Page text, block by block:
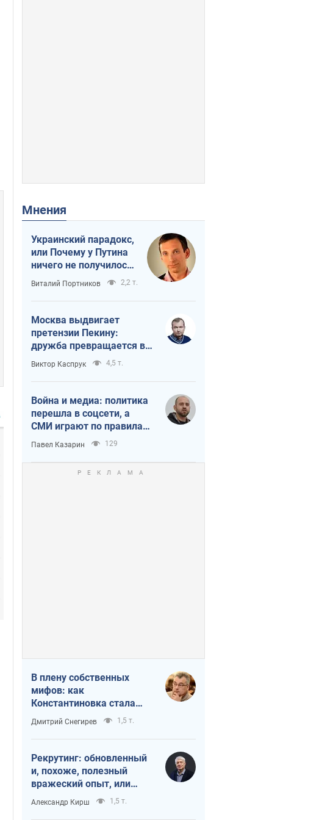
Мнения
Украинский парадокс,
или Почему у Путина
ничего не получилось
с Украиной
Виталий Портников 2,2 т.
Москва выдвигает
претензии Пекину:
дружба превращается в
зависимость России от
Китая
Виктор Каспрук 4,5 т.
Война и медиа: политика
перешла в соцсети, а
СМИ играют по правилам
YouTube
Павел Казарин 129
В плену собственных
мифов: как
Константиновка стала
главной идеологической
ловушкой для российских
оккупантов
Дмитрий Снегирев 1,5 т.
Рекрутинг: обновленный
и, похоже, полезный
вражеский опыт, или
Диалектика
требовательной трусости
Александр Кирш 1,5 т.